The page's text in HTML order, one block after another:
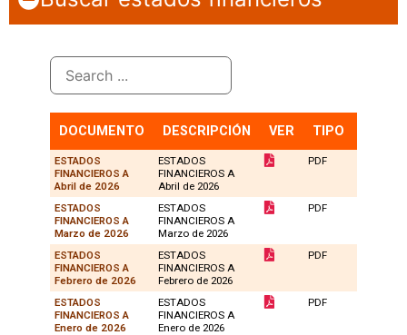
DOCUMENTO DESCRIPCIÓN VER TIPO
ESTADOS
FINANCIEROS A
Abril de 2026
ESTADOS
FINANCIEROS A
Abril de 2026
PDF
ESTADOS
FINANCIEROS A
Marzo de 2026
ESTADOS
FINANCIEROS A
Marzo de 2026
PDF
ESTADOS
FINANCIEROS A
Febrero de 2026
ESTADOS
FINANCIEROS A
Febrero de 2026
PDF
ESTADOS
FINANCIEROS A
Enero de 2026
ESTADOS
FINANCIEROS A
Enero de 2026
PDF